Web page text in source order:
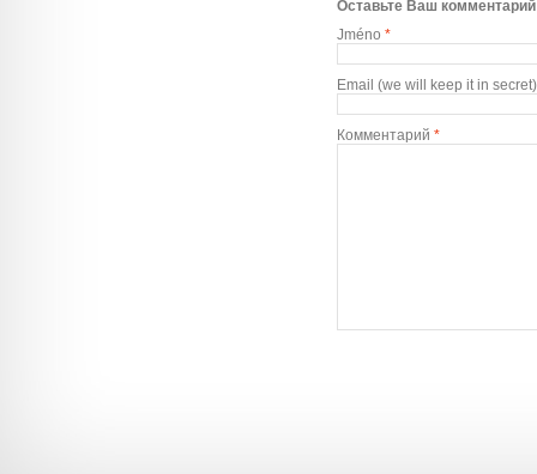
Оставьте Ваш комментарий
Jméno *
Email (we will keep it in secret)
Комментарий *